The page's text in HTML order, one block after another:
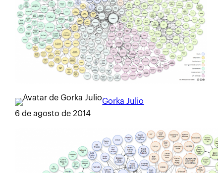
Gorka Julio
6 de agosto de 2014